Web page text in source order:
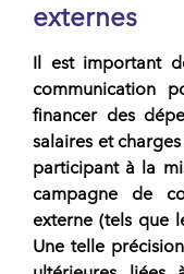
externes
Il est important
communication
financer des
salaires et
participant à la
campagne de
externe (tels que
Une telle